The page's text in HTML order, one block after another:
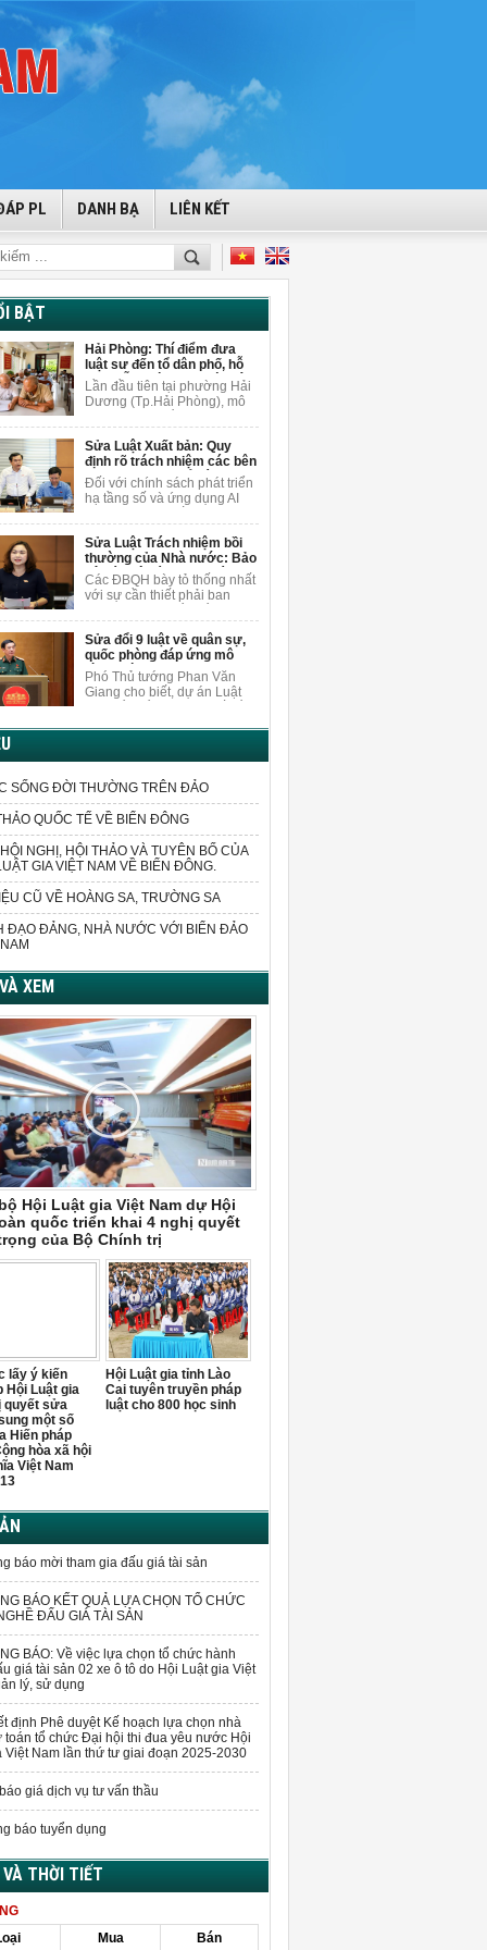
PL DANH BẠ LIÊN KẾT
BẬT
Hải Phòng: Thí điểm đưa
luật sư đến tổ dân phố, hỗ
trợ miễn phí cho người dân
Lần đầu tiên tại phường Hải
Dương (Tp.Hải Phòng), mô
gắn với tư vấn pháp lý miễn
phí được triển khai ngay tại
tổ dân phố để giải đáp
vướng mắc pháp lý cho
người dân.
Sửa Luật Xuất bản: Quy
định rõ trách nhiệm các bên
khi sử dụng AI để sáng tạo
nội dung
Đối với chính sách phát triển
hạ tầng số và ứng dụng AI
Vương Quốc Thắng cho rằng
cần nghiên cứu, bổ sung các
quy định cụ thể hơn về việc
bảo vệ quyền trong môi
trường AI.
Sửa Luật Trách nhiệm bồi
thường của Nhà nước: Bảo
vệ cán bộ dám nghĩ, dám
làm vì lợi ích chung
Các ĐBQH bày tỏ thống nhất
với sự cần thiết phải ban
một số điều của Luật Trách
nhiệm bồi thường của Nhà
nước.
Sửa đổi 9 luật về quân sự,
quốc phòng đáp ứng mô
hình chính quyền 2 cấp
Phó Thủ tướng Phan Văn
Giang cho biết, dự án Luật
đề cấp bách phát sinh trong
SỐNG ĐỜI THƯỜNG TRÊN ĐẢO
QUỐC TẾ VỀ BIỂN ĐÔNG
NGHỊ, HỘI THẢO VÀ TUYÊN BỐ CỦA
GIA VIỆT NAM VỀ BIỂN ĐÔNG.
CŨ VỀ HOÀNG SA, TRƯỜNG SA
ĐẠO ĐẢNG, NHÀ NƯỚC VỚI BIỂN ĐẢO
XEM
Hội Luật gia Việt Nam dự Hội
quốc triển khai 4 nghị quyết
của Bộ Chính trị
lấy ý kiến
Hội Luật gia
quyết sửa
một số
Hiến pháp
hòa xã hội
Việt Nam
Hội Luật gia tỉnh Lào
Cai tuyên truyền pháp
luật cho 800 học sinh
báo mời tham gia đấu giá tài sản
BÁO KẾT QUẢ LỰA CHỌN TỔ CHỨC
ĐẤU GIÁ TÀI SẢN
BÁO: Về việc lựa chọn tổ chức hành
giá tài sản 02 xe ô tô do Hội Luật gia Việt
lý, sử dụng
định Phê duyệt Kế hoạch lựa chọn nhà
toán tổ chức Đại hội thi đua yêu nước Hội
Việt Nam lần thứ tư giai đoạn 2025-2030
giá dịch vụ tư vấn thầu
báo tuyển dụng
THỜI TIẾT
Mua
Bán